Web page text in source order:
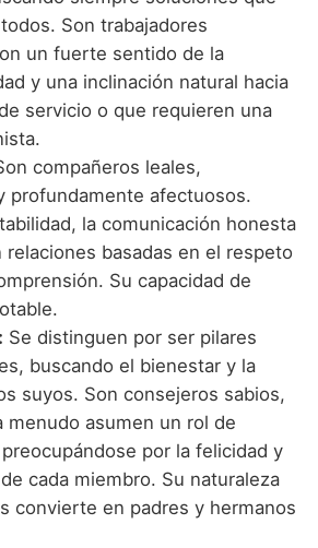
Son trabajadores
un fuerte sentido de la
y una inclinación natural hacia
servicio o que requieren una
compañeros leales,
profundamente afectuosos.
la comunicación honesta
basadas en el respeto
Su capacidad de
Se distinguen por ser pilares
buscando el bienestar y la
suyos. Son consejeros sabios,
menudo asumen un rol de
por la felicidad y
cada miembro. Su naturaleza
convierte en padres y hermanos